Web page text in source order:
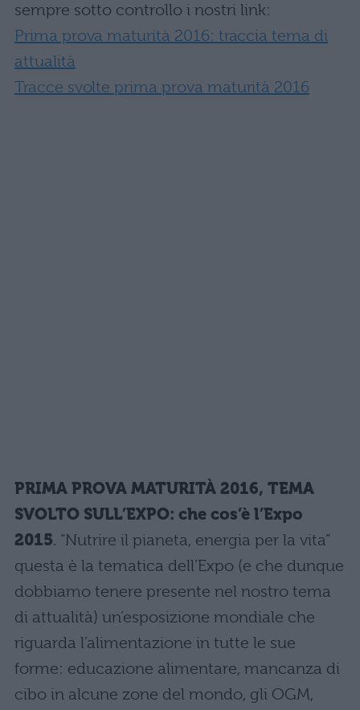
sempre sotto controllo i nostri link:
Prima prova maturità 2016: traccia tema di
attualità
Tracce svolte prima prova maturità 2016
PRIMA PROVA MATURITÀ 2016, TEMA
SVOLTO SULL’EXPO: che cos’è l’Expo
2015. “Nutrire il pianeta, energia per la vita”
questa è la tematica dell’Expo (e che dunque
dobbiamo tenere presente nel nostro tema
di attualità) un’esposizione mondiale che
riguarda l’alimentazione in tutte le sue
forme: educazione alimentare, mancanza di
cibo in alcune zone del mondo, gli OGM,